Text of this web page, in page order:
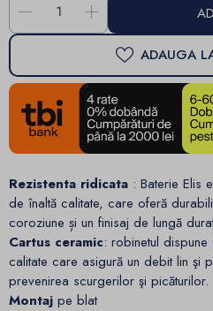
- +
ADAUGA
Rezistenta ridicata : Baterie Elis
de înaltă calitate, care oferă
coroziune și un finisaj de lungă
Cartus ceramic: robinetul
calitate care asigură un debit lin şi
prevenirea scurgerilor şi picăturilor.
Montaj pe blat